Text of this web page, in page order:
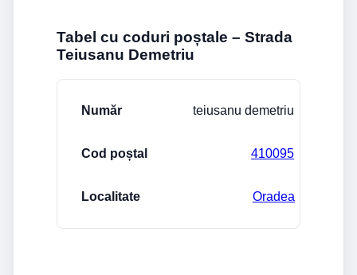
Tabel cu coduri poștale – Strada
Teiusanu Demetriu
teiusanu demetriu
410095
Oradea